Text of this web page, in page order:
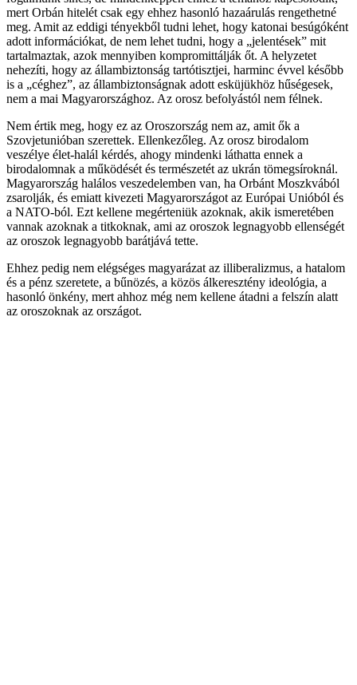
mert Orbán hitelét csak egy ehhez hasonló hazaárulás rengethetné
meg. Amit az eddigi tényekből tudni lehet, hogy katonai besúgóként
adott információkat, de nem lehet tudni, hogy a „jelentések” mit
tartalmaztak, azok mennyiben kompromittálják őt. A helyzetet
nehezíti, hogy az állambiztonság tartótisztjei, harminc évvel később
is a „céghez”, az állambiztonságnak adott esküjükhöz hűségesek,
nem a mai Magyarországhoz. Az orosz befolyástól nem félnek.
Nem értik meg, hogy ez az Oroszország nem az, amit ők a
Szovjetunióban szerettek. Ellenkezőleg. Az orosz birodalom
veszélye élet-halál kérdés, ahogy mindenki láthatta ennek a
birodalomnak a működését és természetét az ukrán tömegsíroknál.
Magyarország halálos veszedelemben van, ha Orbánt Moszkvából
zsarolják, és emiatt kivezeti Magyarországot az Európai Unióból és
a NATO-ból. Ezt kellene megérteniük azoknak, akik ismeretében
vannak azoknak a titkoknak, ami az oroszok legnagyobb ellenségét
az oroszok legnagyobb barátjává tette.
Ehhez pedig nem elégséges magyarázat az illiberalizmus, a hatalom
és a pénz szeretete, a bűnözés, a közös álkeresztény ideológia, a
hasonló önkény, mert ahhoz még nem kellene átadni a felszín alatt
az oroszoknak az országot.